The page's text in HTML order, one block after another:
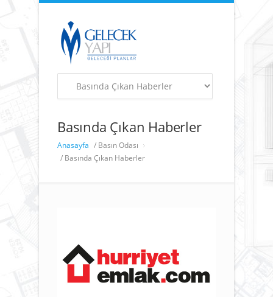
Basında Çıkan Haberler
Anasayfa / Basın Odası
/ Basında Çıkan Haberler